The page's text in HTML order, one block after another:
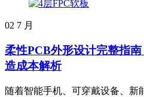
02 7 月
柔性PCB外形设计完整指
造成本解析
随着智能手机、可穿戴设备、新